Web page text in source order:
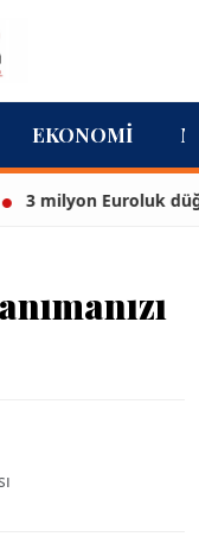
EKONOMI
Euroluk düğünle